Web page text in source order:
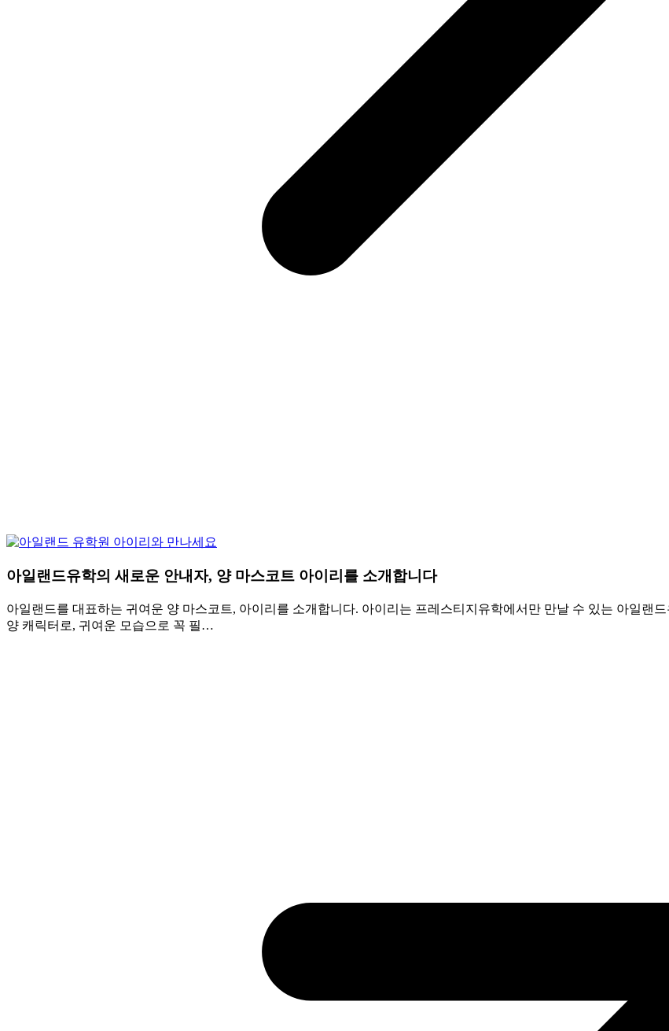
아일랜드유학의 새로운 안내자, 양 마스코트 아이리를 소개합니다
아일랜드를 대표하는 귀여운 양 마스코트, 아이리를 소개합니다. 아이리는 프레스티지유학에서만 만날 수 있는 아일랜
양 캐릭터로, 귀여운 모습으로 꼭 필…